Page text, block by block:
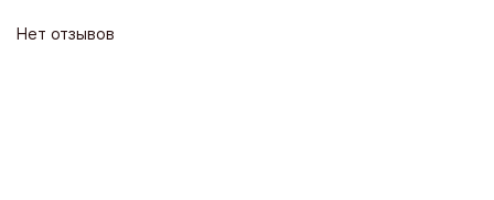
Нет отзывов